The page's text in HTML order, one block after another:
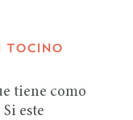
TOCINO
tiene como
este